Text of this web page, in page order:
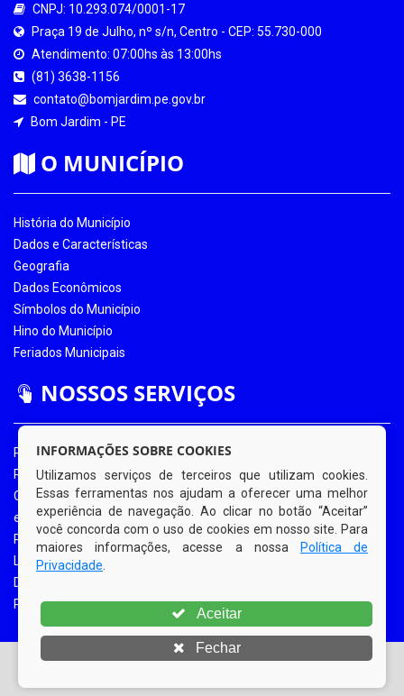
CNPJ: 10.293.074/0001-17
Praça 19 de Julho, nº s/n, Centro - CEP: 55.730-000
Atendimento: 07:00hs às 13:00hs
(81) 3638-1156
contato@bomjardim.pe.gov.br
Bom Jardim - PE
O MUNICÍPIO
História do Município
Dados e Características
Geografia
Dados Econômicos
Símbolos do Município
Hino do Município
Feriados Municipais
NOSSOS SERVIÇOS
Portal da Transparência
Portal da Transparência COVID-19
Ouvidoria Eletrônica
e-SIC
Processos de Licitação
Licitações em Andamento
Diário Oficial
Portal do Contribuinte
© Copyright 2026 Prefeitura Municipal de Bom Jardim |
INFORMAÇÕES SOBRE COOKIES
Utilizamos serviços de terceiros que utilizam cookies.
Essas ferramentas nos ajudam a oferecer uma melhor
experiência de navegação. Ao clicar no botão “Aceitar”
você concorda com o uso de cookies em nosso site. Para
maiores informações, acesse a nossa
Política de
Privacidade
Aceitar
Fechar